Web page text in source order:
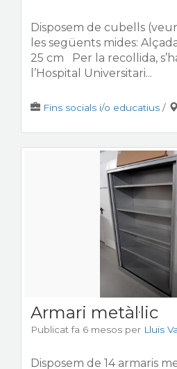
Disposem de cubells
les següents mides:
25 cm Per la recollida,
l’Hospital Universitari...
Fins socials i/o educatius /
Armari metàl·lic
Publicat fa 6 mesos per Lluis
Disposem de 14 armaris